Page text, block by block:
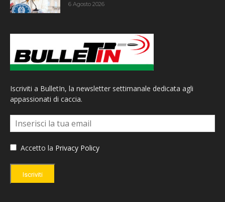
6 Agosto 2026
Iscriviti a BulletIn, la newsletter settimanale dedicata agli
appassionati di caccia.
Accetto la Privacy Policy
Iscriviti